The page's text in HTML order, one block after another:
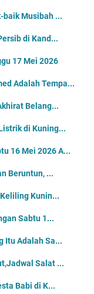
baik Musibah ...
di Kand...
17 Mei 2026
Adalah Tempa...
Belang...
di Kuning...
16 Mei 2026 A...
Beruntun, ...
Kunin...
Sabtu 1...
Itu Adalah Sa...
Salat ...
Babi di K...